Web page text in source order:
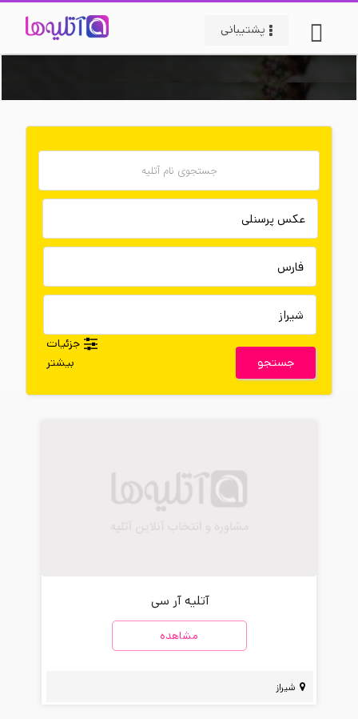
پشتیبانی
جستجو
جزئیات
بیشتر
آتلیه آر سی
مشاهده
شیراز